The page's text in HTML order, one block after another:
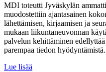
MDI toteutti Jyväskylän
muodostettiin ajantasainen
lähettämisen, kirjaamisen ja
mukaan liikuntaneuvonnan
palvelun kehittäminen
parempaa tiedon hyödyntämistä.
Lue lisää